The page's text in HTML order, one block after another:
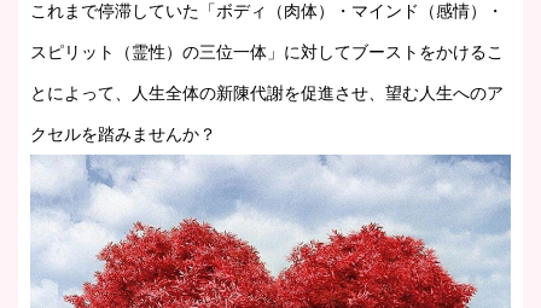
これまで停滞していた「ボディ（肉体）・マインド（感情）・
スピリット（霊性）の三位一体」に対してブーストをかけるこ
とによって、人生全体の新陳代謝を促進させ、望む人生へのア
クセルを踏みませんか？